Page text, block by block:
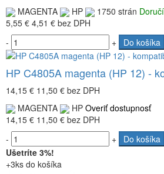
MAGENTA
HP 1750 strán
5,55 € 4,51 € bez DPH
-
+ Do košíka
HP C4805A magenta (HP 12) -
14,15 € 11,50 € bez DPH
MAGENTA
HP Overiť dostupnosť
14,15 € 11,50 € bez DPH
-
+
Do košíka
Ušetríte 3%!
+3ks do košíka